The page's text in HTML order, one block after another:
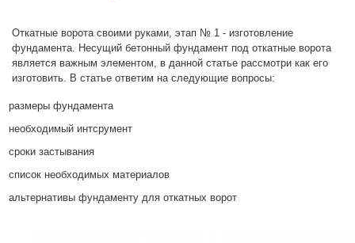
Откатные ворота своими руками, этап № 1 - изготовление
фундамента. Несущий бетонный фундамент под откатные ворота
является важным элементом, в данной статье рассмотри как его
изготовить. В статье ответим на следующие вопросы:
размеры фундамента
необходимый интсрумент
сроки застывания
список необходимых материалов
альтернативы фундаменту для откатных ворот